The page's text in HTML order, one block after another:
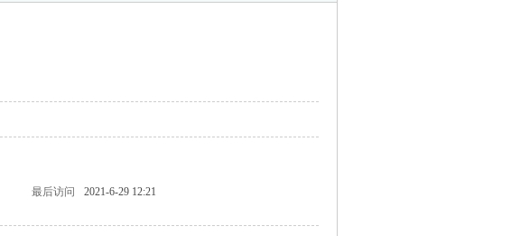
最后访问
2021-6-29 12:21